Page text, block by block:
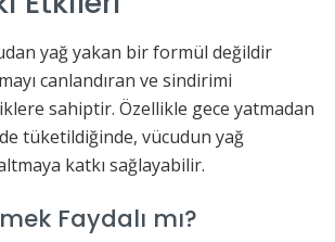
yağ yakan bir formül değildir
canlandıran ve sindirimi
sahiptir. Özellikle gece yatmadan
tüketildiğinde, vücudun yağ
katkı sağlayabilir.
Faydalı mı?